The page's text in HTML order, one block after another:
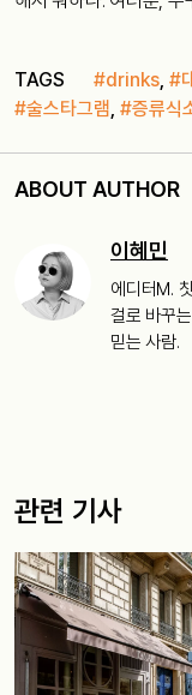
TAGS #drinks, #
#술스타그램, #증류식
ABOUT AUTHOR
이혜민
에디터M.
걸로 바꾸
믿는 사람.
관련 기사